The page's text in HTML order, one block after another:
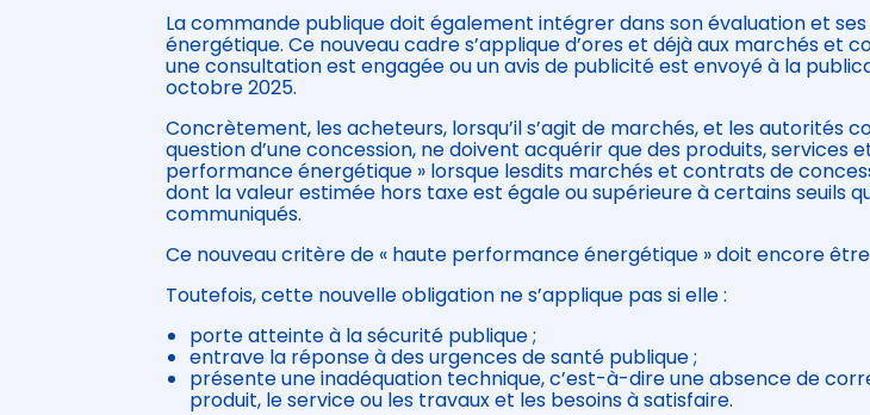
La commande publique doit également intégrer dans son évaluation et
énergétique. Ce nouveau cadre s’applique d’ores et déjà aux marchés et
une consultation est engagée ou un avis de publicité est envoyé à la
octobre 2025.
Concrètement, les acheteurs, lorsqu’il s’agit de marchés, et les autorités
question d’une concession, ne doivent acquérir que des produits, services
performance énergétique » lorsque lesdits marchés et contrats de
dont la valeur estimée hors taxe est égale ou supérieure à certains seuils
communiqués.
Ce nouveau critère de « haute performance énergétique » doit encore
Toutefois, cette nouvelle obligation ne s’applique pas si elle :
porte atteinte à la sécurité publique ;
entrave la réponse à des urgences de santé publique ;
présente une inadéquation technique, c’est-à-dire une absence de
produit, le service ou les travaux et les besoins à satisfaire.